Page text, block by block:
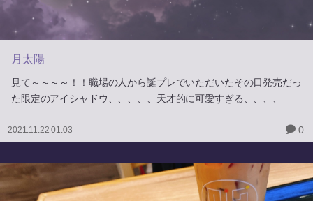
月太陽
見て～～～～！！職場の人から誕プレでいただいたその日発売だっ
た限定のアイシャドウ、、、、、天才的に可愛すぎる、、、、
2021.11.22 01:03 0